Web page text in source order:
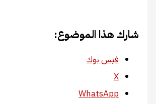
شارك هذا الموضوع:
فيس بوك
X
WhatsApp